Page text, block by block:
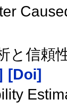
と信頼
[Doi]